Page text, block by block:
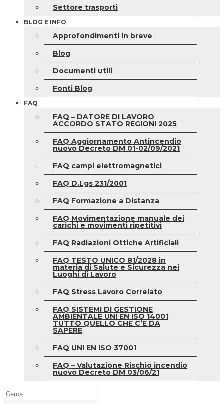
Settore trasporti
BLOG E INFO
Approfondimenti in breve
Blog
Documenti utili
Fonti Blog
FAQ
FAQ – DATORE DI LAVORO
ACCORDO STATO REGIONI 2025
FAQ Aggiornamento Antincendio
nuovo Decreto DM 01-02/09/2021
FAQ campi elettromagnetici
FAQ D.Lgs 231/2001
FAQ Formazione a Distanza
FAQ Movimentazione manuale dei
carichi e movimenti ripetitivi
FAQ Radiazioni Ottiche Artificiali
FAQ TESTO UNICO 81/2028 in
materia di Salute e Sicurezza nei
Luoghi di Lavoro
FAQ Stress Lavoro Correlato
FAQ SISTEMI DI GESTIONE
AMBIENTALE UNI EN ISO 14001
TUTTO QUELLO CHE C’È DA
SAPERE
FAQ UNI EN ISO 37001
FAQ – Valutazione Rischio incendio
nuovo Decreto DM 03/06/21